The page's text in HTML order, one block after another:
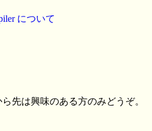
について
先は興味のある方のみどうぞ。